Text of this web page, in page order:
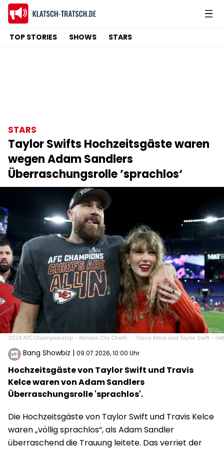
TOP STORIES SHOWS STARS
STARS
Taylor Swifts Hochzeitsgäste waren
wegen Adam Sandlers
Überraschungsrolle ’sprachlos‘
2024 AFC Championship - Kansas City Chiefs - : Travis Kelce and Taylor Swift -
Bang Showbiz | 09.07.2026, 10:00 Uhr
Hochzeitsgäste von Taylor Swift und Travis
Kelce waren von Adam Sandlers
Überraschungsrolle 'sprachlos'.
Die Hochzeitsgäste von Taylor Swift und Travis Kelce
waren „völlig sprachlos“, als Adam Sandler
überraschend die Trauung leitete. Das verriet der